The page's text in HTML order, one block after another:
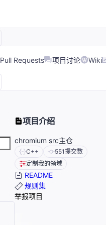
Pull Requests 项目讨论 Wiki
项目介绍
chromium src主仓
C++ 551提交数
定制我的领域
README
规则集
举报项目